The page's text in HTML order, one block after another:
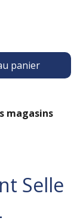
panier
magasins
Selle